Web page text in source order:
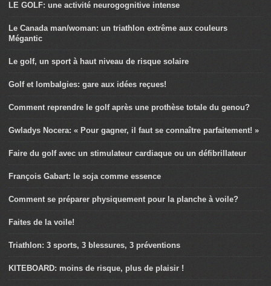
LE GOLF: une activité neurogognitive intense
Le Canada man/woman: un triathlon extrême aux couleurs
Mégantic
Le golf, un sport à haut niveau de risque solaire
Golf et lombalgies: gare aux idées reçues!
Comment reprendre le golf après une prothèse totale du genou?
Gwladys Nocera: « Pour gagner, il faut se connaître parfaitement! »
Faire du golf avec un stimulateur cardiaque ou un défibrillateur
François Gabart: le soja comme essence
Comment se préparer physiquement pour la planche à voile?
Faites de la voile!
Triathlon: 3 sports, 3 blessures, 3 préventions
KITEBOARD: moins de risque, plus de plaisir !